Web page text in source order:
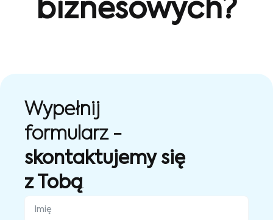
biznesowych?
Wypełnij
formularz -
skontaktujemy się
z Tobą